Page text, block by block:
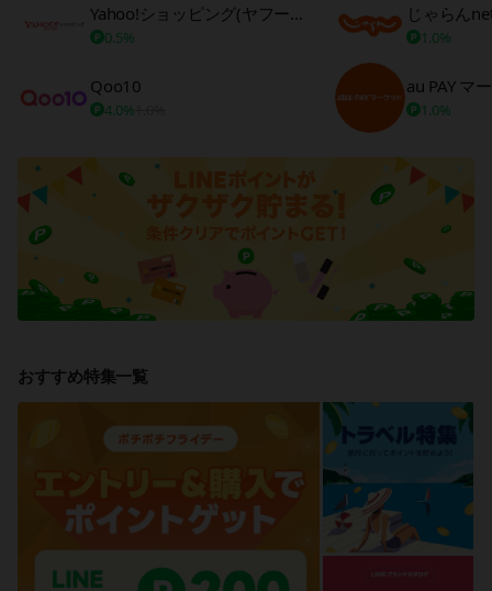
Yahoo!ショッピング(ヤフーショッピング)
0.5%
Qoo10
4.0%
じゃらん
1.0%
au PAY マ
1.0%
おすすめ特集一覧